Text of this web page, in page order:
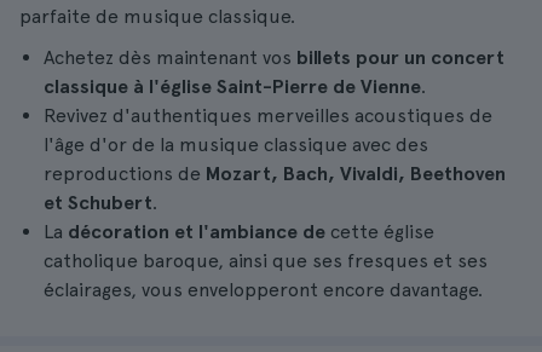
parfaite de musique classique.
Achetez dès maintenant vos billets pour un concert
classique à l'église Saint-Pierre de Vienne.
Revivez d'authentiques merveilles acoustiques de
l'âge d'or de la musique classique avec des
reproductions de Mozart, Bach, Vivaldi, Beethoven
et Schubert.
La décoration et l'ambiance de cette église
catholique baroque, ainsi que ses fresques et ses
éclairages, vous envelopperont encore davantage.